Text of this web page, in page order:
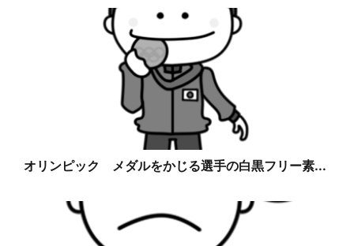
オリンピック メダルをかじる選手の白黒フリー素...